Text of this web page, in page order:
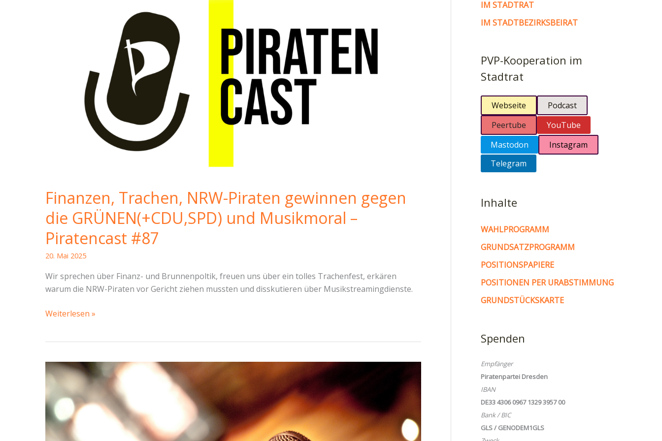
Finanzen, Trachen, NRW-Piraten gewinnen gegen
die GRÜNEN(+CDU,SPD) und Musikmoral –
Piratencast #87
20. Mai 2025
Wir sprechen über Finanz- und Brunnenpoltik, freuen uns über ein tolles Trachenfest, erkären
warum die NRW-Piraten vor Gericht ziehen mussten und disskutieren über Musikstreamingdienste.
Finanzen,
gewinnen
gegen
GRÜNEN(+CDU,SPD)
und
Musikmoral –
Weiterlesen »
IM STADTRAT
IM STADTBEZIRKSBEIRAT
PVP-Kooperation im
Stadtrat
Webseite
Podcast
Peertube
YouTube
Mastodon
Instagram
Telegram
Inhalte
WAHLPROGRAMM
GRUNDSATZPROGRAMM
POSITIONSPAPIERE
POSITIONEN PER URABSTIMMUNG
GRUNDSTÜCKSKARTE
Spenden
Empfänger
Piratenpartei Dresden
IBAN
DE33 4306 0967 1329 3957 00
Bank / BIC
GLS / GENODEM1GLS